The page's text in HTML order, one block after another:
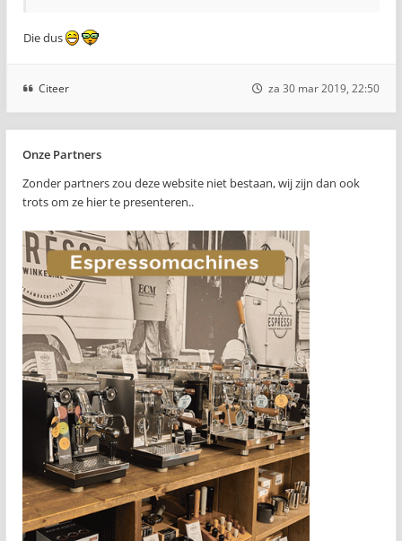
Die dus
Citeer za 30 mar 2019, 22:50
Onze Partners
Zonder partners zou deze website niet bestaan, wij zijn dan ook
trots om ze hier te presenteren..